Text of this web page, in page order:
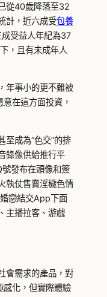
從40歲降落至32
計，近六成受包養
受益人年紀為37
，且有未成年人
年事小的更不難被
在這方面投資，
至成為“色交”的排
錄像供給推行平
發布在頭像和簽
執仗售賣淫穢色情
戀結交App下面
主播拉客、游戲
會需求的產品，對
感化，但實際體驗